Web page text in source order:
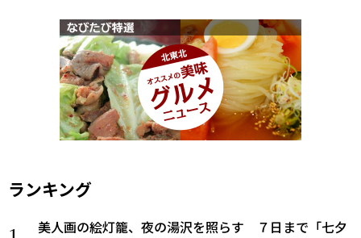
ランキング
美人画の絵灯籠、夜の湯沢を照らす ７日まで「七夕